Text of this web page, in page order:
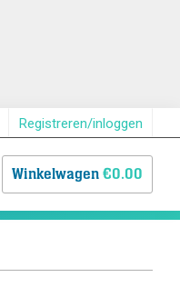
Registreren/inloggen
Winkelwagen€0.00